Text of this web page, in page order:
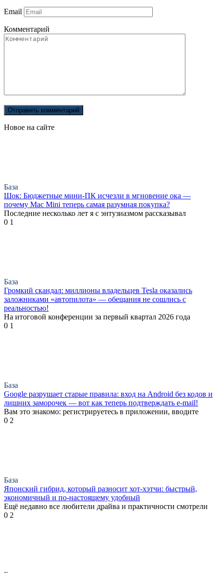
Email
Комментарий
Новое на сайте
База
Шок: Бюджетные мини-ПК исчезли в мгновение ока —
почему Mac Mini теперь самая разумная покупка?
Последние несколько лет я с энтузиазмом рассказывал
0 1
База
Громкий скандал: миллионы владельцев Tesla оказались
заложниками «автопилота» — обещания не сошлись с
реальностью!
На итоговой конференции за первый квартал 2026 года
0 1
База
Google разрушает старые правила: вход на Android без кодов и
лишних заморочек — вот как теперь подтверждать e-mail!
Вам это знакомо: регистрируетесь в приложении, вводите
0 2
База
Японский гибрид, который разносит хот-хэтчи: быстрый,
экономичный и по-настоящему удобный
Ещё недавно все любители драйва и практичности смотрели
0 2